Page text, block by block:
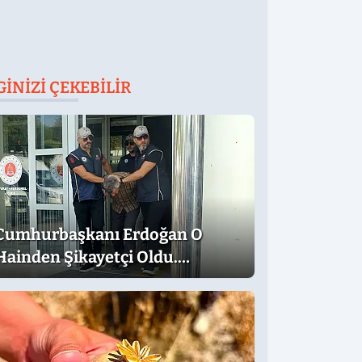
ÇEKEBILIR
Erdoğan O
Şikayetçi Oldu.
Dikkat Çeken İfadeler